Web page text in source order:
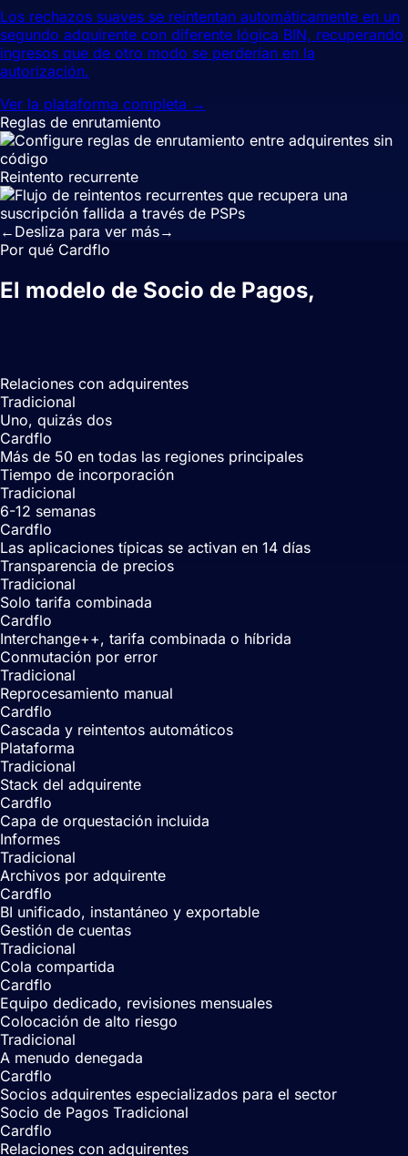
Los rechazos suaves se reintentan automáticamente en un
segundo adquirente con diferente lógica BIN, recuperando
ingresos que de otro modo se perderían en la
autorización.
Ver la plataforma completa →
Reglas de enrutamiento
Reintento recurrente
← Desliza para ver más→
Por qué Cardflo
El modelo de Socio de Pagos,
Relaciones con adquirentes
Tradicional
Uno, quizás dos
Cardflo
Más de 50 en todas las regiones principales
Tiempo de incorporación
Tradicional
6-12 semanas
Cardflo
Las aplicaciones típicas se activan en 14 días
Transparencia de precios
Tradicional
Solo tarifa combinada
Cardflo
Interchange++, tarifa combinada o híbrida
Conmutación por error
Tradicional
Reprocesamiento manual
Cardflo
Cascada y reintentos automáticos
Plataforma
Tradicional
Stack del adquirente
Cardflo
Capa de orquestación incluida
Informes
Tradicional
Archivos por adquirente
Cardflo
BI unificado, instantáneo y exportable
Gestión de cuentas
Tradicional
Cola compartida
Cardflo
Equipo dedicado, revisiones mensuales
Colocación de alto riesgo
Tradicional
A menudo denegada
Cardflo
Socios adquirentes especializados para el sector
Socio de Pagos Tradicional
Cardflo
Relaciones con adquirentes